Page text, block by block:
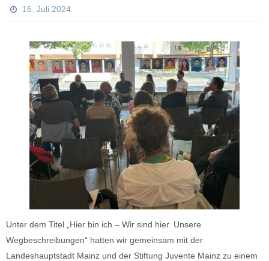
16. Juli 2024
Unter dem Titel „Hier bin ich – Wir sind hier. Unsere
Wegbeschreibungen“ hatten wir gemeinsam mit der
Landeshauptstadt Mainz und der Stiftung Juvente Mainz zu einem